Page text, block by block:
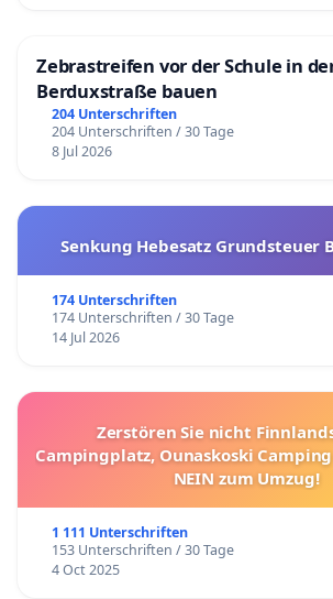
Zebrastreifen vor der Schule in
Berduxstraße bauen
204 Unterschriften
204 Unterschriften / 30 Tage
8 Jul 2026
Senkung Hebesatz Grundsteuer
174 Unterschriften
174 Unterschriften / 30 Tage
14 Jul 2026
Zerstören Sie nicht
Campingplatz, Ounaskoski
NEIN zum Umzug!
1 111 Unterschriften
153 Unterschriften / 30 Tage
4 Oct 2025